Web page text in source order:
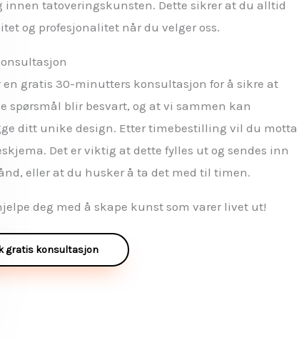
innen tatoveringskunsten. Dette sikrer at du alltid
og profesjonalitet når du velger oss.
en gratis 30-minutters konsultasjon for å sikre at
spørsmål blir besvart, og at vi sammen kan
ditt unike design. Etter timebestilling vil du motta
Det er viktig at dette fylles ut og sendes inn
eller at du husker å ta det med til timen.
deg med å skape kunst som varer livet ut!
gratis konsultasjon